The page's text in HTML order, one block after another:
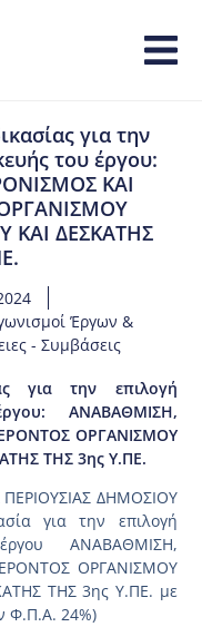
για την
του έργου:
ΚΑΙ
ΚΑΙ ΔΕΣΚΑΤΗΣ
Έργων &
- Συμβάσεις
για την επιλογή
ΑΝΑΒΑΘΜΙΣΗ,
ΟΡΓΑΝΙΣΜΟΥ
ΤΗΣ 3ης Υ.ΠΕ.
ΔΗΜΟΣΙΟΥ
για την επιλογή
ΑΝΑΒΑΘΜΙΣΗ,
ΟΡΓΑΝΙΣΜΟΥ
ΤΗΣ 3ης Υ.ΠΕ. με
Φ.Π.Α. 24%)